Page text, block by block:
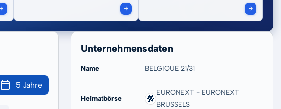
5 Jahre
Unternehmensdaten
Name BELGIQUE 21/31
Heimatbörse
EURONEXT - EURONEXT
BRUSSELS